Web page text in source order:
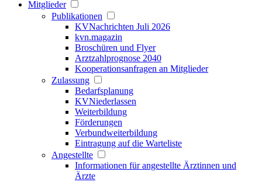
Mitglieder
Publikationen
KVNachrichten Juli 2026
kvn.magazin
Broschüren und Flyer
Arztzahlprognose 2040
Kooperationsanfragen an Mitglieder
Zulassung
Bedarfsplanung
KVNiederlassen
Weiterbildung
Förderungen
Verbundweiterbildung
Eintragung auf die Warteliste
Angestellte
Informationen für angestellte Ärztinnen und
Ärzte